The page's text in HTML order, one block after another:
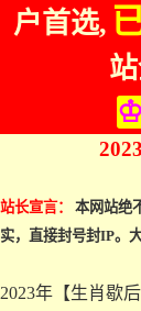
户首选,
站长宣言：
本网站绝
实，直接封号封IP。
2023年【生肖歇